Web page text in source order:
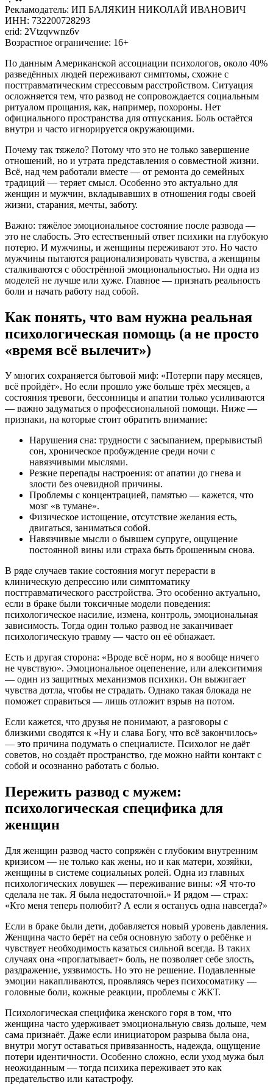
Рекламодатель: ИП БАЛЯКИН НИКОЛАЙ ИВАНОВИЧ
ИНН: 732200728293
erid: 2Vtzqvwnz6v
Возрастное ограничение: 16+
По данным Американской ассоциации психологов, около 40%
разведённых людей переживают симптомы, схожие с
посттравматическим стрессовым расстройством. Ситуация
осложняется тем, что развод не сопровождается социальным
ритуалом прощания, как, например, похороны. Нет
официального пространства для отпускания. Боль остаётся
внутри и часто игнорируется окружающими.
Почему так тяжело? Потому что это не только завершение
отношений, но и утрата представления о совместной жизни.
Всё, над чем работали вместе — от ремонта до семейных
традиций — теряет смысл. Особенно это актуально для
женщин и мужчин, вкладывавших в отношения годы своей
жизни, старания, мечты, заботу.
Важно: тяжёлое эмоциональное состояние после развода —
это не слабость. Это естественный ответ психики на глубокую
потерю. И мужчины, и женщины переживают это. Но часто
мужчины пытаются рационализировать чувства, а женщины
сталкиваются с обострённой эмоциональностью. Ни одна из
моделей не лучше или хуже. Главное — признать реальность
боли и начать работу над собой.
Как понять, что вам нужна реальная
психологическая помощь (а не просто
«время всё вылечит»)
У многих сохраняется бытовой миф: «Потерпи пару месяцев,
всё пройдёт». Но если прошло уже больше трёх месяцев, а
состояния тревоги, бессонницы и апатии только усиливаются
— важно задуматься о профессиональной помощи. Ниже —
признаки, на которые стоит обратить внимание:
Нарушения сна: трудности с засыпанием, прерывистый
сон, хроническое пробуждение среди ночи с
навязчивыми мыслями.
Резкие перепады настроения: от апатии до гнева и
злости без очевидной причины.
Проблемы с концентрацией, памятью — кажется, что
мозг «в тумане».
Физическое истощение, отсутствие желания есть,
двигаться, заниматься собой.
Навязчивые мысли о бывшем супруге, ощущение
постоянной вины или страха быть брошенным снова.
В ряде случаев такие состояния могут перерасти в
клиническую депрессию или симптоматику
посттравматического расстройства. Это особенно актуально,
если в браке были токсичные модели поведения:
психологическое насилие, измена, контроль, эмоциональная
зависимость. Тогда один только развод не заканчивает
психологическую травму — часто он её обнажает.
Есть и другая сторона: «Вроде всё норм, но я вообще ничего
не чувствую». Эмоциональное оцепенение, или алекситимия
— один из защитных механизмов психики. Он выжигает
чувства дотла, чтобы не страдать. Однако такая блокада не
поможет справиться — лишь отложит взрыв на потом.
Если кажется, что друзья не понимают, а разговоры с
близкими сводятся к «Ну и слава Богу, что всё закончилось»
— это причина подумать о специалисте. Психолог не даёт
советов, но создаёт пространство, где можно найти контакт с
собой и осознанно работать с болью.
Пережить развод с мужем:
психологическая специфика для
женщин
Для женщин развод часто сопряжён с глубоким внутренним
кризисом — не только как жены, но и как матери, хозяйки,
женщины в системе социальных ролей. Одна из главных
психологических ловушек — переживание вины: «Я что-то
сделала не так. Я была недостаточной.» И рядом — страх:
«Кто меня теперь полюбит? А если я останусь одна навсегда?»
Если в браке были дети, добавляется новый уровень давления.
Женщина часто берёт на себя основную заботу о ребёнке и
чувствует необходимость казаться сильной всегда. В таких
случаях она «проглатывает» боль, не позволяет себе злость,
раздражение, уязвимость. Но это не решение. Подавленные
эмоции накапливаются, проявляясь через психосоматику —
головные боли, кожные реакции, проблемы с ЖКТ.
Психологическая специфика женского горя в том, что
женщина часто удерживает эмоциональную связь дольше, чем
сама признаёт. Даже если инициатором разрыва была она,
внутри могут оставаться привязанность, надежда, ощущение
потери идентичности. Особенно сложно, если уход мужа был
неожиданным — тогда психика переживает это как
предательство или катастрофу.